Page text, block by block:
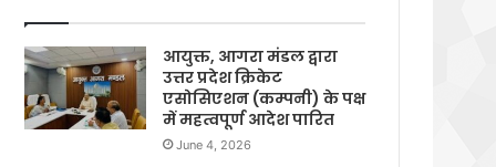
आयुक्त, आगरा मंडल द्वारा
उत्तर प्रदेश क्रिकेट
एसोसिएशन (कम्पनी) के पक्ष
में महत्वपूर्ण आदेश पारित
June 4, 2026